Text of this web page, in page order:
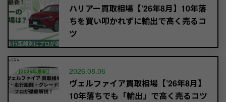
ハリアー買取相場【’26年8月】10年落
ちを買い叩かれずに輸出で高く売るコ
ツ
2026.08.06
ヴェルファイア買取相場【’26年8月】
10年落ちでも「輸出」で高く売るコツ